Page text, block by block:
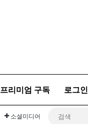
프리미엄 구독 로그인
소셜미디어